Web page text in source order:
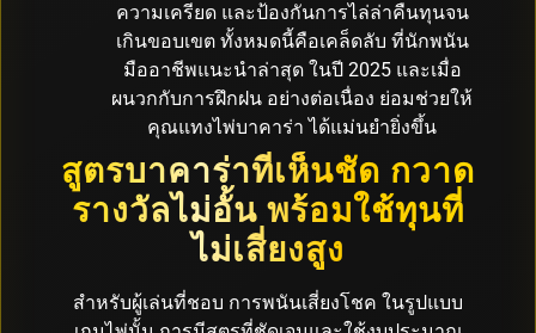
ความเครียด และป้องกันการไล่ล่าคืนทุนจน
เกินขอบเขต ทั้งหมดนี้คือเคล็ดลับ ที่นักพนัน
มืออาชีพแนะนำล่าสุด ในปี 2025 และเมื่อ
ผนวกกับการฝึกฝน อย่างต่อเนื่อง ย่อมช่วยให้
คุณแทงไพ่บาคาร่า ได้แม่นยำยิ่งขึ้น
สูตรบาคาร่าที่เห็นชัด กวาด
รางวัลไม่อั้น พร้อมใช้ทุนที่
ไม่เสี่ยงสูง
สำหรับผู้เล่นที่ชอบ การพนันเสี่ยงโชค ในรูปแบบ